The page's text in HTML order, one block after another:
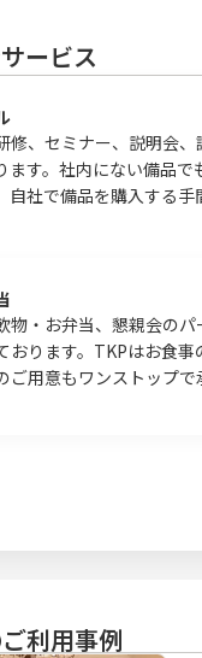
ービス
修、セミナー、説明会
ます。社内にない備品
自社で備品を購入する手
物・お弁当、懇親会の
おります。TKPはお食
ご用意もワンストップで
利用事例